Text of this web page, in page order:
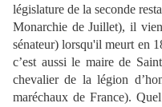
législature de la seconde
Monarchie de Juillet), il
sénateur) lorsqu'il meurt en
c’est aussi le maire de
chevalier de la légion
maréchaux de France).